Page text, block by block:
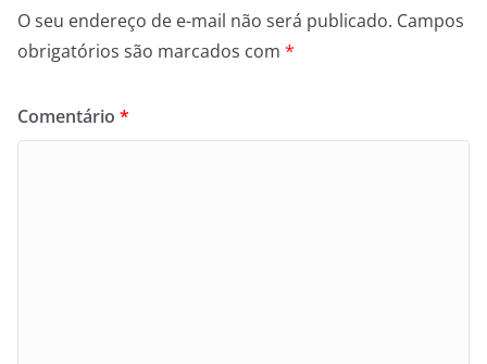
O seu endereço de e-mail não será publicado. Campos
obrigatórios são marcados com *
Comentário *